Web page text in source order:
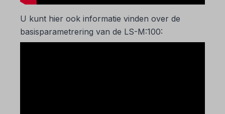
U kunt hier ook informatie vinden over de
basisparametrering van de LS-M:100: